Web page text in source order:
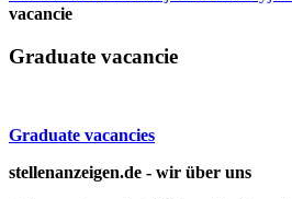
vacancie
Graduate vacancie
Graduate vacancies
stellenanzeigen.de - wir über uns